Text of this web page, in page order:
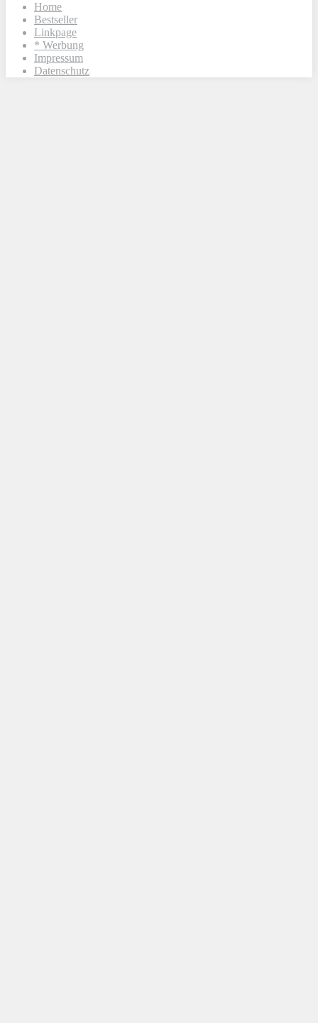
Home
Bestseller
Linkpage
* Werbung
Impressum
Datenschutz